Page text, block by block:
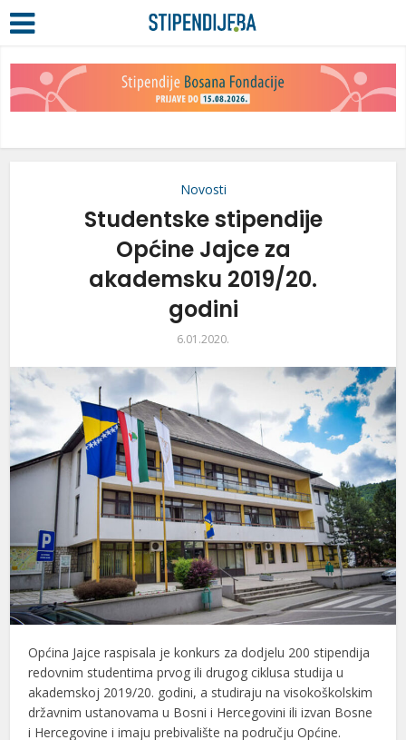
Novosti
Studentske stipendije
Općine Jajce za
akademsku 2019/20.
godini
6.01.2020.
Općina Jajce raspisala je konkurs za dodjelu 200 stipendija
redovnim studentima prvog ili drugog ciklusa studija u
akademskoj 2019/20. godini, a studiraju na visokoškolskim
državnim ustanovama u Bosni i Hercegovini ili izvan Bosne
i Hercegovine i imaju prebivalište na području Općine.